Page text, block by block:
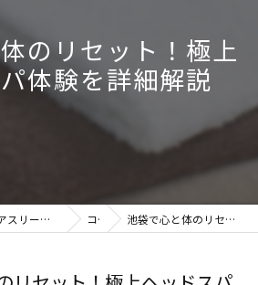
のリセット！極上
体験を詳細解説
【池袋 整体】元プロアスリートの本格ボディケア｜肩こり・腰痛・姿勢改善 BodyAll コラム 池袋で心と体のリセット！極上ヘッドスパ体験を詳細解説